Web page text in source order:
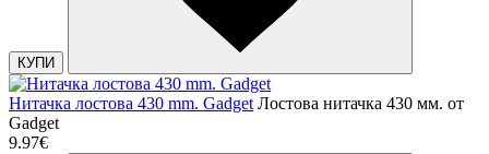
КУПИ
Нитачка лостова 430 mm. Gadget Лостова нитачка 430 мм. от
Gadget
9.97€